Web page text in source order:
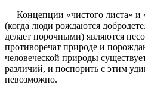
— Концепции «чистого листа» и
(когда люди рождаются
делает порочными) являются
противоречат природе и
человеческой природы
различий, и поспорить с этим
невозможно.